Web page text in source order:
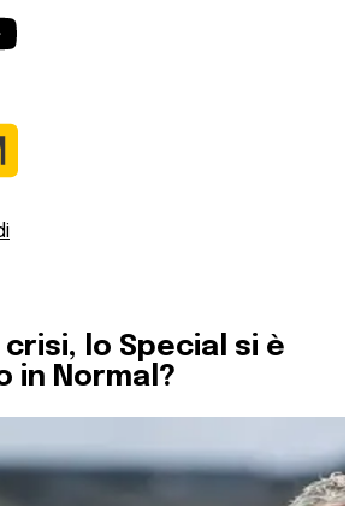
crisi, lo Special si è
in Normal?